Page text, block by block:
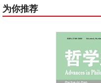
为你推荐